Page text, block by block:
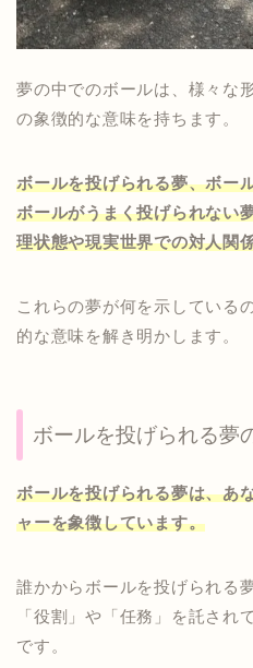
夢の中でのボールは、様々な
の象徴的な意味を持ちます。
ボールを投げられる夢、ボー
ボールがうまく投げられない
理状態や現実世界での対人関
これらの夢が何を示している
的な意味を解き明かします。
ボールを投げられる夢
ボールを投げられる夢は、あ
ャーを象徴しています。
誰かからボールを投げられる
「役割」や「任務」を託され
です。